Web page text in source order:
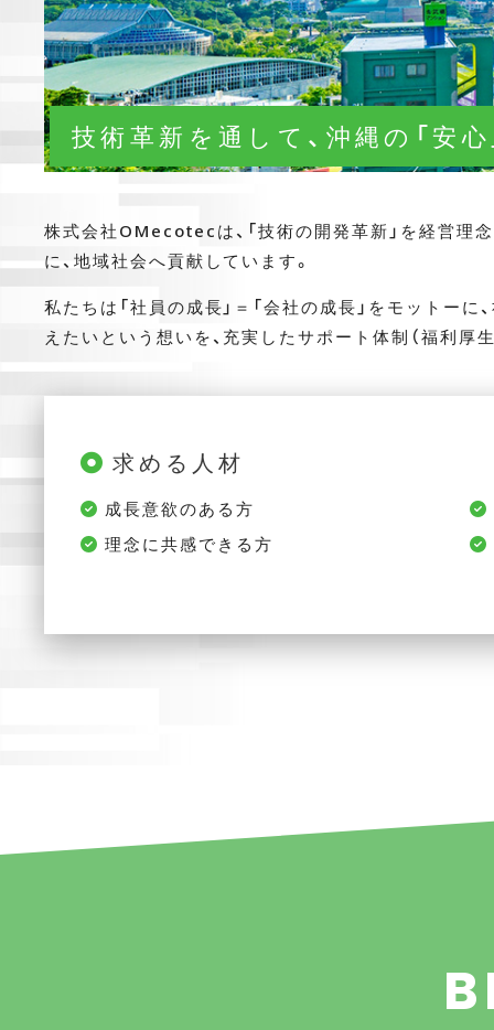
技術革新を通して、沖縄の「安心
株式会社OMecotecは、「技術の開発革新」を経営理
に、地域社会へ貢献しています。
私たちは「社員の成長」＝「会社の成長」をモットー
えたいという想いを、充実したサポート体制（福利厚
求める人材
成長意欲のある方
理念に共感できる方